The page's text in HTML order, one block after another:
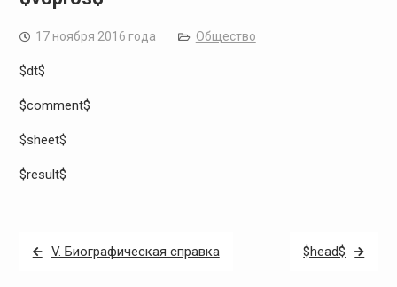
17 ноября 2016 года Общество
$dt$
$comment$
$sheet$
$result$
Навигация
V. Биографическая справка $head$